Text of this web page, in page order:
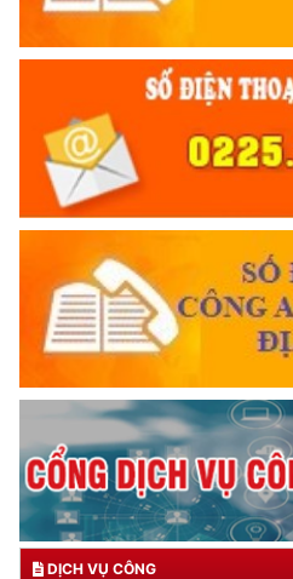
DỊCH VỤ CÔNG